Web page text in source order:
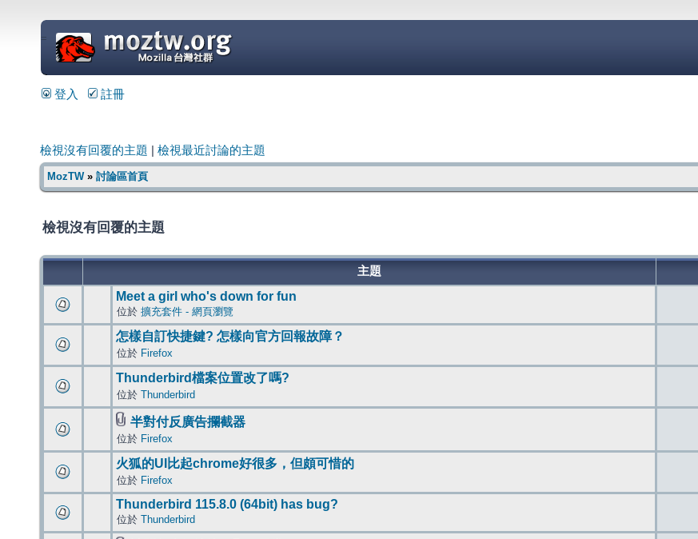
=
登入 註冊
檢視沒有回覆的主題 檢視最近討論的主題
MozTW» 討論區首頁
檢視沒有回覆的主題
主題
Meet a girl who's down for fun
位於 擴充套件 - 網頁瀏覽
怎樣自訂快捷鍵? 怎樣向官方回報故障？
位於 Firefox
Thunderbird檔案位置改了嗎?
位於 Thunderbird
半對付反廣告攔截器
位於 Firefox
火狐的UI比起chrome好很多，但頗可惜的
位於 Firefox
Thunderbird 115.8.0 (64bit) has bug?
位於 Thunderbird